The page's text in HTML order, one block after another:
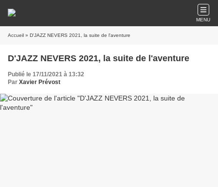
MENU
Accueil » D'JAZZ NEVERS 2021, la suite de l'aventure
D'JAZZ NEVERS 2021, la suite de l'aventure
Publié le 17/11/2021 à 13:32
Par Xavier Prévost